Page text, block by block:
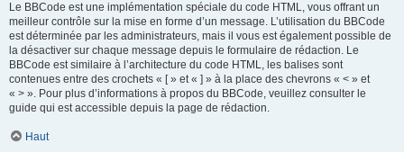
Le BBCode est une implémentation spéciale du code HTML, vous offrant un
meilleur contrôle sur la mise en forme d’un message. L’utilisation du BBCode
est déterminée par les administrateurs, mais il vous est également possible de
la désactiver sur chaque message depuis le formulaire de rédaction. Le
BBCode est similaire à l’architecture du code HTML, les balises sont
contenues entre des crochets « [ » et « ] » à la place des chevrons « < » et
« > ». Pour plus d’informations à propos du BBCode, veuillez consulter le
guide qui est accessible depuis la page de rédaction.
Haut